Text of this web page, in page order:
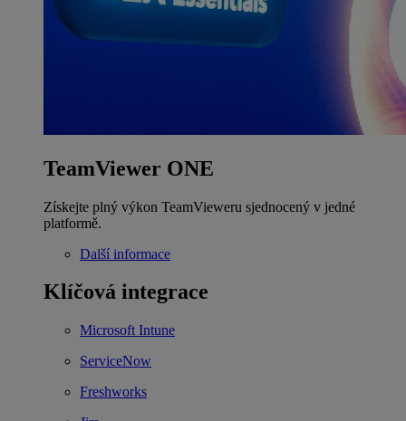
TeamViewer ONE
Získejte plný výkon TeamVieweru sjednocený v jedné
platformě.
Další informace
Klíčová integrace
Microsoft Intune
ServiceNow
Freshworks